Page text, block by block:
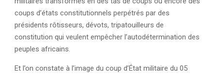
coups d’états constitutionnels perpétrés par des
présidents rôtisseurs, dévots, tripatouilleurs de
constitution qui veulent empêcher l’autodétermination des
peuples africains.
Et l’on constate à l’image du coup d’État militaire du 05